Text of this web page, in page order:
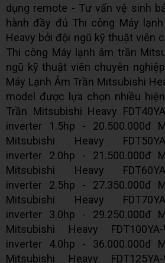
dụng remote - Tư vấn vệ sinh
hành đầy đủ Thi công Máy
Heavy bởi đội ngũ kỹ thuật viên
Thi công Máy lạnh âm trần
ngũ kỹ thuật viên chuyên
Máy Lạnh Âm Trần Mitsubishi
model được lựa chọn nhiều
Trần Mitsubishi Heavy
inverter 1.5hp - 20.500.000đ
Mitsubishi Heavy FDT50YA-
inverter 2.0hp - 21.500.000đ
Mitsubishi Heavy FDT60YA-
inverter 2.5hp - 27.350.000đ
Mitsubishi Heavy FDT70YA-
inverter 3.0hp - 29.250.000đ
Mitsubishi Heavy FDT100YA-
inverter 4.0hp - 36.000.000đ
Mitsubishi Heavy FDT125YA-